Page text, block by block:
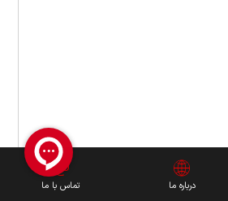
درباره ما تماس با ما